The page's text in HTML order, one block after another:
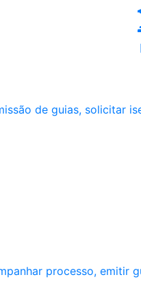
de guias, solicitar
processo, emitir